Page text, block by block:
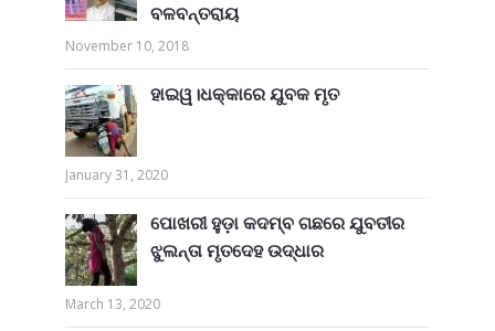
ବଳବନ୍ତରାୟ
November 10, 2018
ହାଇୱ।ଧକ୍କାରେ ଯୁବକ ମୃତ
January 31, 2020
ପୋଖରୀ ହୁଡ଼ା କଦମ୍ବ ଗଛରେ ଯୁବତୀର
ଝୁଲନ୍ତା ମୃତଦେହ ଉଦ୍ଧାର
March 13, 2020